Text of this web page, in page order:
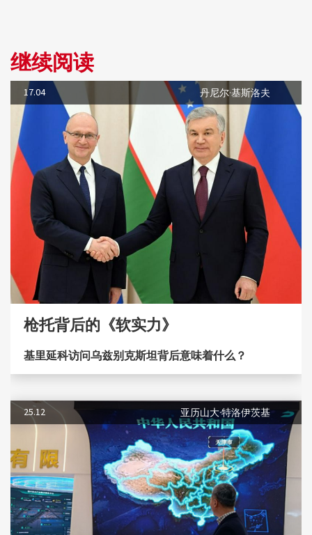
继续阅读
17.04 丹尼尔·基斯洛夫
枪托背后的《软实力》
基里延科访问乌兹别克斯坦背后意味着什么？
25.12 亚历山大·特洛伊茨基